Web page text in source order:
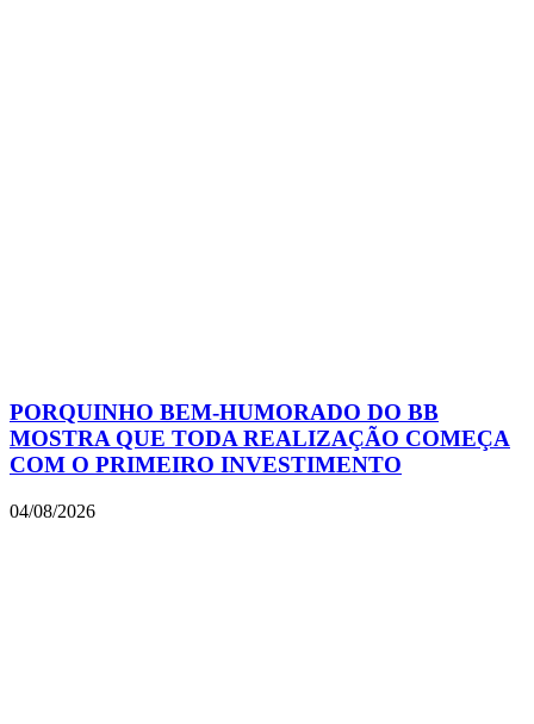
PORQUINHO BEM-HUMORADO DO BB
MOSTRA QUE TODA REALIZAÇÃO COMEÇA
COM O PRIMEIRO INVESTIMENTO
04/08/2026